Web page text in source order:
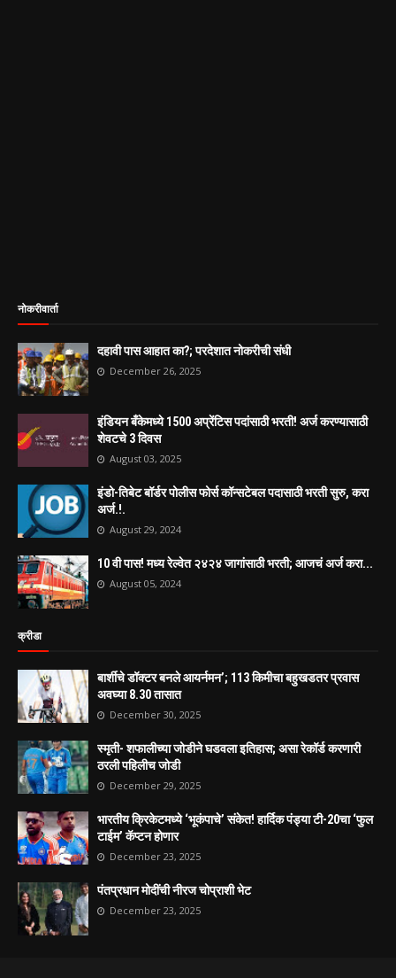
नोकरीवार्ता
दहावी पास आहात का?; परदेशात नोकरीची संधी
December 26, 2025
इंडियन बँकेमध्ये 1500 अप्रेंटिस पदांसाठी भरती! अर्ज करण्यासाठी
शेवटचे 3 दिवस
August 03, 2025
इंडो-तिबेट बॉर्डर पोलीस फोर्स कॉन्सटेबल पदासाठी भरती सुरु, करा
अर्ज.!.
August 29, 2024
10 वी पास! मध्य रेल्वेत २४२४ जागांसाठी भरती; आजचं अर्ज करा...
August 05, 2024
क्रीडा
बार्शीचे डॉक्टर बनले आयर्नमन’; 113 किमीचा बहुखडतर प्रवास
अवघ्या 8.30 तासात
December 30, 2025
स्मृती- शफालीच्या जोडीने घडवला इतिहास; असा रेकॉर्ड करणारी
ठरली पहिलीच जोडी
December 29, 2025
भारतीय क्रिकेटमध्ये ‘भूकंपाचे’ संकेत! हार्दिक पंड्या टी-20चा ‘फुल
टाईम’ कॅप्टन होणार
December 23, 2025
पंतप्रधान मोदींची नीरज चोप्राशी भेट
December 23, 2025